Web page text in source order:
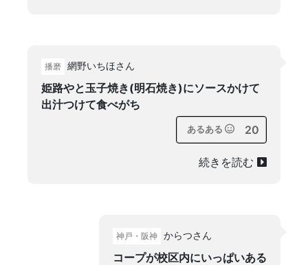
播磨 網野いちほさん
姫路やと玉子焼き(明石焼き)にソースかけて
出汁つけて食べがち
あるある 20
続きを読む
神戸・阪神 からつさん
コープが校区内にいっぱいある